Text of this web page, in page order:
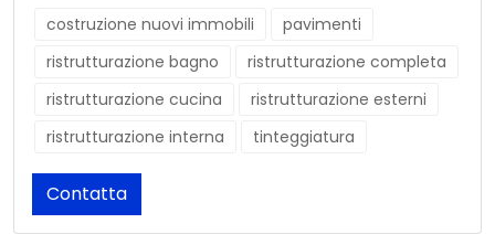
costruzione nuovi immobili
pavimenti
ristrutturazione bagno
ristrutturazione completa
ristrutturazione cucina
ristrutturazione esterni
ristrutturazione interna
tinteggiatura
Contatta